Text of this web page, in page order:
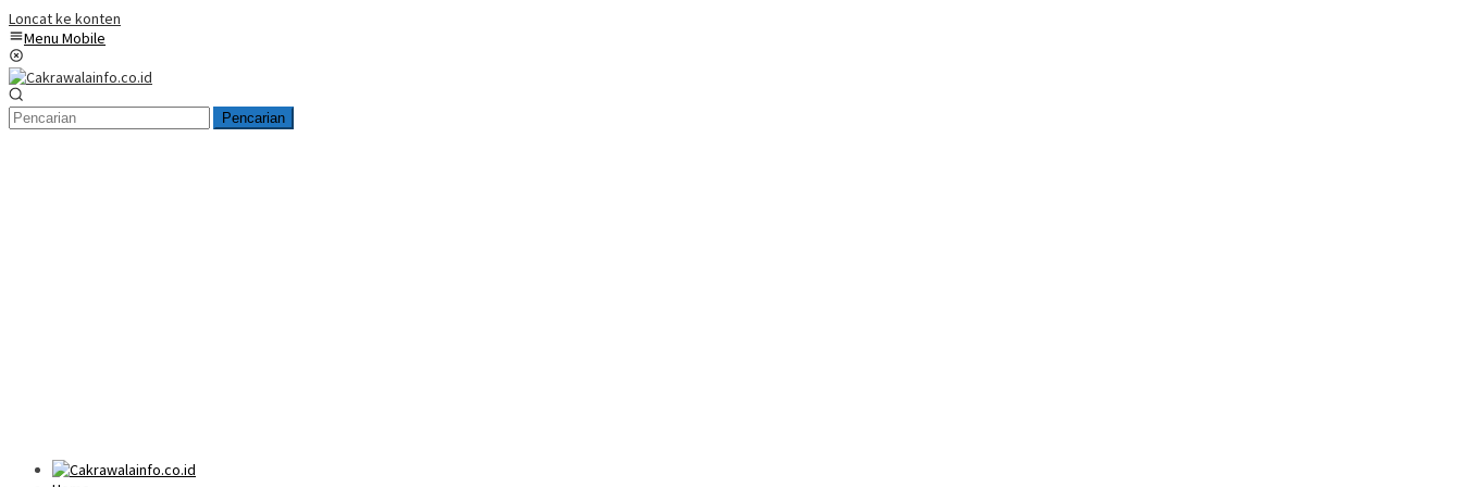
Loncat ke konten
Menu Mobile
Pencarian